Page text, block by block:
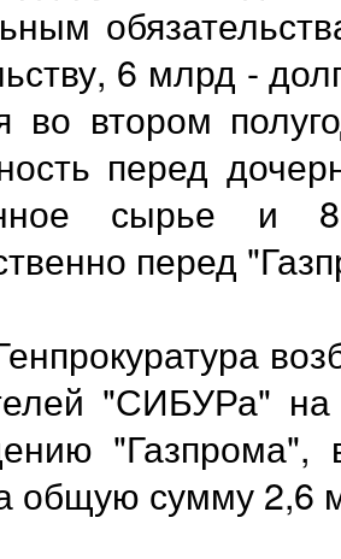
6 млрд -
во втором
перед
сырье и
перед
"СИБУРа"
"Газпрома",
общую сумму 2,6